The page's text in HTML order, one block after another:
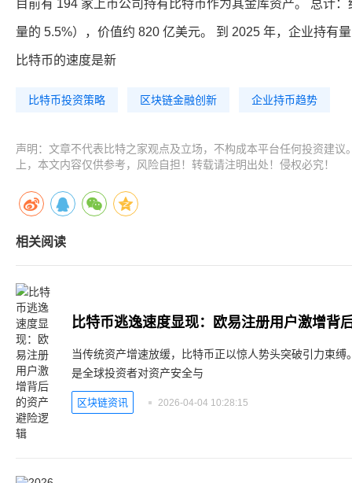
目前有 194 家上市公司持有比特币作为其金库资产。 总计
量的 5.5%），价值约 820 亿美元。 到 2025 年，企业持有
比特币的速度是新
比特币投资策略 区块链金融创新 企业持币趋势
声明：文章不代表比特之家观点及立场，不构成本平台任何投资建议
上，本文内容仅供参考，风险自担！转载请注明出处！侵权必究！
相关阅读
比特币逃逸速度显现：欧易注册用户激增背
当传统资产增速放缓，比特币正以惊人势头突破引力束
是全球投资者对资产安全与
区块链资讯 2026-04-04 10:28:15